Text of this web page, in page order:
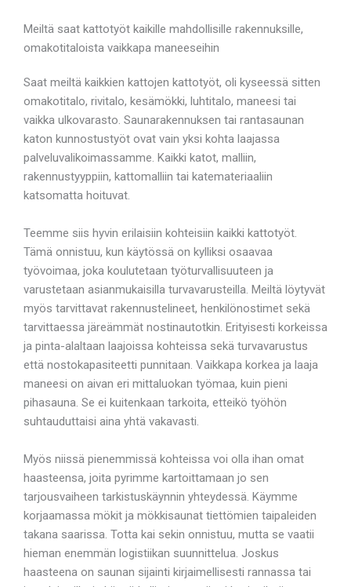
Meiltä saat kattotyöt kaikille mahdollisille rakennuksille,
omakotitaloista vaikkapa maneeseihin
Saat meiltä kaikkien kattojen kattotyöt, oli kyseessä sitten
omakotitalo, rivitalo, kesämökki, luhtitalo, maneesi tai
vaikka ulkovarasto. Saunarakennuksen tai rantasaunan
katon kunnostustyöt ovat vain yksi kohta laajassa
palveluvalikoimassamme. Kaikki katot, malliin,
rakennustyyppiin, kattomalliin tai katemateriaaliin
katsomatta hoituvat.
Teemme siis hyvin erilaisiin kohteisiin kaikki kattotyöt.
Tämä onnistuu, kun käytössä on kylliksi osaavaa
työvoimaa, joka koulutetaan työturvallisuuteen ja
varustetaan asianmukaisilla turvavarusteilla. Meiltä löytyvät
myös tarvittavat rakennustelineet, henkilönostimet sekä
tarvittaessa järeämmät nostinautotkin. Erityisesti korkeissa
ja pinta-alaltaan laajoissa kohteissa sekä turvavarustus
että nostokapasiteetti punnitaan. Vaikkapa korkea ja laaja
maneesi on aivan eri mittaluokan työmaa, kuin pieni
pihasauna. Se ei kuitenkaan tarkoita, etteikö työhön
suhtauduttaisi aina yhtä vakavasti.
Myös niissä pienemmissä kohteissa voi olla ihan omat
haasteensa, joita pyrimme kartoittamaan jo sen
tarjousvaiheen tarkistuskäynnin yhteydessä. Käymme
korjaamassa mökit ja mökkisaunat tiettömien taipaleiden
takana saarissa. Totta kai sekin onnistuu, mutta se vaatii
hieman enemmän logistiikan suunnittelua. Joskus
haasteena on saunan sijainti kirjaimellisesti rannassa tai